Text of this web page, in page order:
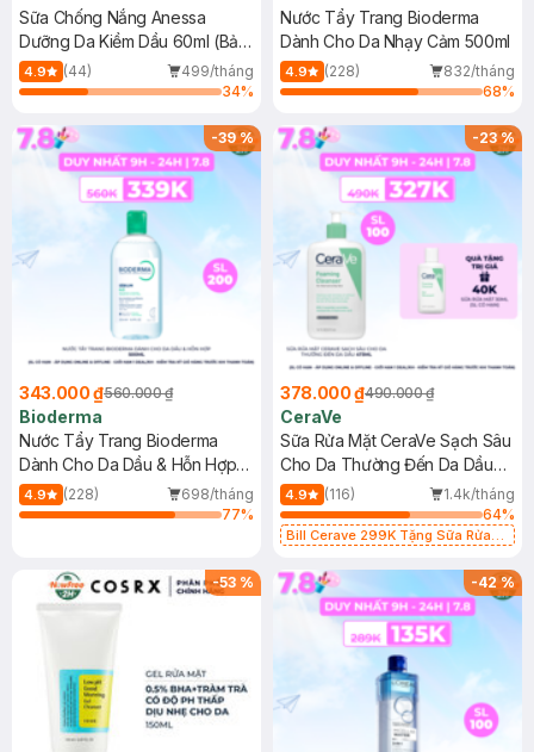
Sữa Chống Nắng Anessa
Dưỡng Da Kiềm Dầu 60ml (Bản
Mới)
4.9 (44)
499/tháng
34%
Nước Tẩy Trang Bioderma
Dành Cho Da Nhạy Cảm 500ml
4.9 (228)
832/tháng
68%
-39%
343.000 ₫560.000 ₫
Bioderma
Nước Tẩy Trang Bioderma
Dành Cho Da Dầu & Hỗn Hợp
500ml
4.9 (228)
698/tháng
77%
-23%
378.000 ₫490.000 ₫
CeraVe
Sữa Rửa Mặt CeraVe Sạch Sâu
Cho Da Thường Đến Da Dầu
473ml
4.9 (116)
1.4k/tháng
64%
Bill Cerave 299K Tặng Sữa Rửa
-53 % -42%